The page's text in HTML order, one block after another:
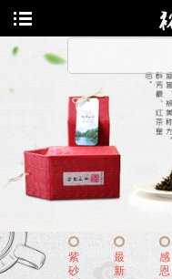
老师列表
收藏
曹燕萍
朱新南
尹怀
紫
砂
最
新
感
恩